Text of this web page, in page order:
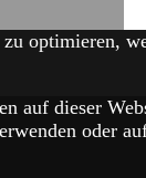
optimieren,
auf dieser
oder